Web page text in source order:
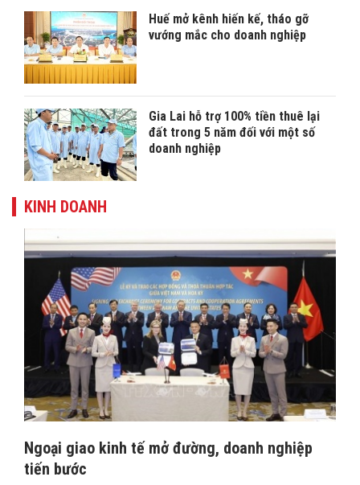
Huế mở kênh hiến kế, tháo gỡ
vướng mắc cho doanh nghiệp
Gia Lai hỗ trợ 100% tiền thuê lại
đất trong 5 năm đối với một số
doanh nghiệp
KINH DOANH
Ngoại giao kinh tế mở đường, doanh nghiệp
tiến bước